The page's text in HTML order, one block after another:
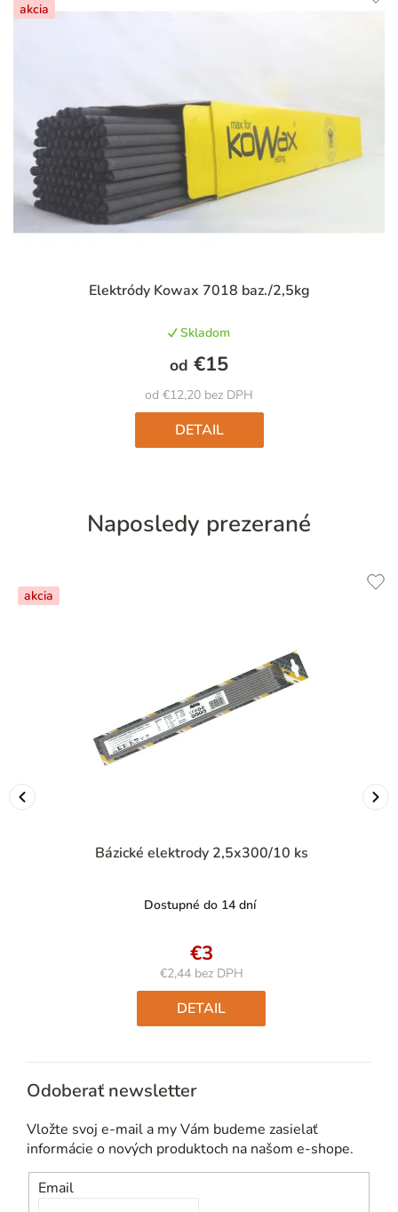
akcia
Elektródy Kowax 7018 baz./2,5kg
hodnotenie
je
4,8
z
5
hviezdičiek.
Skladom
od €12,20 bez DPH
od €15
DETAIL
Naposledy prezerané
akcia
Bázické elektrody 2,5x300/10 ks
Dostupné do 14 dní
€3
€2,44 bez DPH
Jednotková
cena:
DETAIL
Odoberať newsletter
Vložte svoj e-mail a my Vám budeme zasielať
informácie o nových produktoch na našom e-shope.
Email